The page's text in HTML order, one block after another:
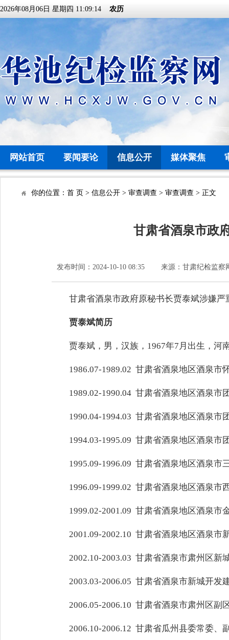
2026年08月06日 星期四 11:09:14 农历
网站首页 要闻要论 信息公开 媒体聚焦
你的位置： 首 页 > 信息公开 > 审查调查 > 审查调查 > 正文
甘肃省酒泉市政
发布时间： 2024-10-10 08:35 来源： 甘肃纪检监
甘肃省酒泉市政府原秘书长贾泰斌涉嫌
贾泰斌简历
贾泰斌，男，汉族，1967年7月出生，河
1986.07-1989.02 甘肃省酒泉地区酒泉市
1989.02-1990.04 甘肃省酒泉地区酒泉市
1990.04-1994.03 甘肃省酒泉地区酒泉市
1994.03-1995.09 甘肃省酒泉地区酒泉市
1995.09-1996.09 甘肃省酒泉地区酒泉市
1996.09-1999.02 甘肃省酒泉地区酒泉市
1999.02-2001.09 甘肃省酒泉地区酒泉市
2001.09-2002.10 甘肃省酒泉地区酒泉市
2002.10-2003.03 甘肃省酒泉市肃州区新
2003.03-2006.05 甘肃省酒泉市新城开发
2006.05-2006.10 甘肃省酒泉市肃州区副
2006.10-2006.12 甘肃省瓜州县委常委、